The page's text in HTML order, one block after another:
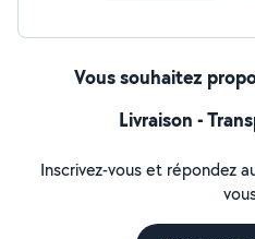
Vous souhaitez
Livraison -
Inscrivez-vous et répondez